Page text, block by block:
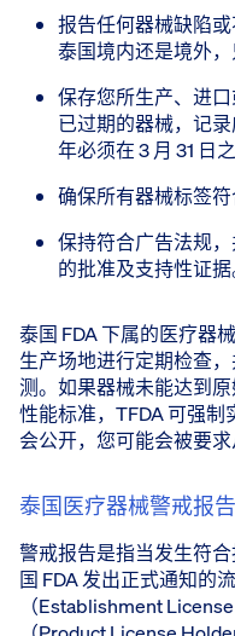
报告任何器械缺陷
泰国境内还是境外，
保存您所生产、进
已过期的器械，记
年必须在 3 月 31 日
确保所有器械标签符
保持符合广告法规
的批准及支持性证据
泰国 FDA 下属的医疗器
生产场地进行定期检查
测。如果器械未能达到
性能标准，TFDA 可强
会公开，您可能会被要
泰国医疗器械警戒报
警戒报告是指当发生符
国 FDA 发出正式通知的
（Establishment